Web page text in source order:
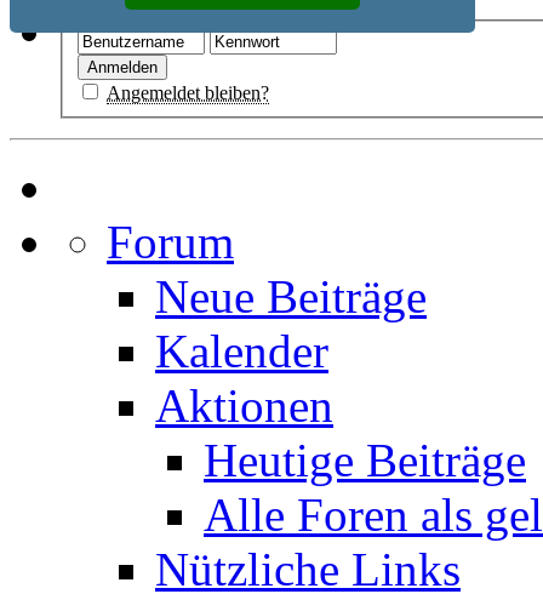
Angemeldet bleiben?
Forum
Neue Beiträge
Kalender
Aktionen
Heutige Beiträge
Alle Foren als
Nützliche Links